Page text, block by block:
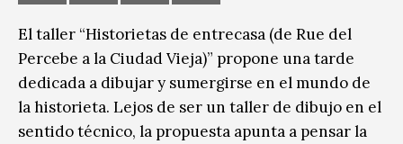
Sin categoría
El taller “Historietas de entrecasa (de Rue del
Percebe a la Ciudad Vieja)” propone una tarde
dedicada a dibujar y sumergirse en el mundo de
la historieta. Lejos de ser un taller de dibujo en el
sentido técnico, la propuesta apunta a pensar la